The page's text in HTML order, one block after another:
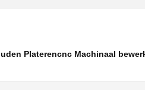
Platerencnc Machinaal